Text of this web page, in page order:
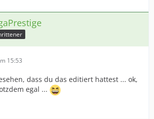
15:53
dass du das editiert hattest ... ok,
egal ...